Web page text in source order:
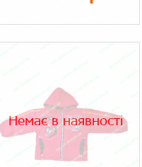
Немає в наявності